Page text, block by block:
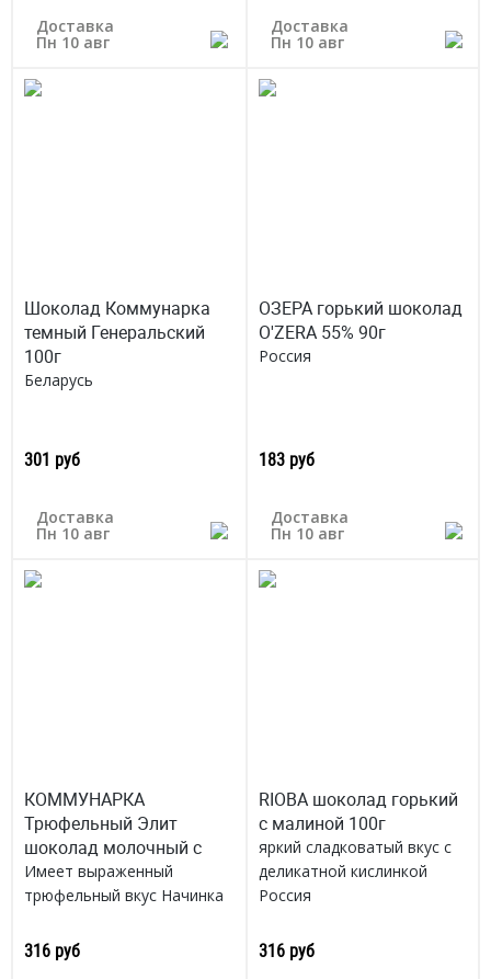
Доставка
Пн 10 авг
Доставка
Пн 10 авг
Шоколад Коммунарка
темный Генеральский
100г
Беларусь
301 руб
Доставка
Пн 10 авг
ОЗЕРА горький шоколад
O'ZERA 55% 90г
Россия
183 руб
Доставка
Пн 10 авг
КОММУНАРКА
Трюфельный Элит
шоколад молочный с
Имеет выраженный
трюфельный вкус Начинка
молочным шоколадом
Беларусь
316 руб
RIOBA шоколад горький
с малиной 100г
яркий сладковатый вкус с
деликатной кислинкой
Россия
316 руб